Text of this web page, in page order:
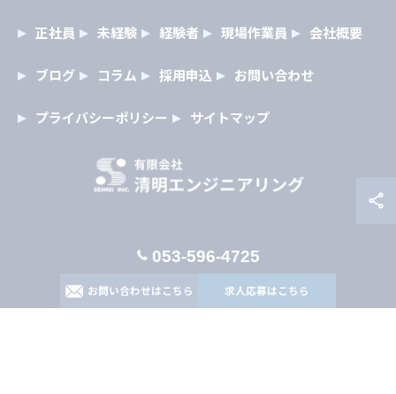
053-596-4725
お問い合わせはこちら 求人応募はこちら
正社員 未経験 経験者 現場作業員 会社概要
ブログ コラム 採用申込 お問い合わせ
プライバシーポリシー サイトマップ
© 2026 静岡県浜松市の空調工事の求人なら有限会社清明エンジニアリ
ング ALL RIGHTS RESERVED.